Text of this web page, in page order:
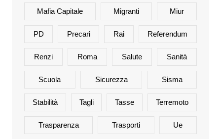
Mafia Capitale Migranti Miur
PD Precari Rai Referendum
Renzi Roma Salute Sanità
Scuola Sicurezza Sisma
Stabilità Tagli Tasse Terremoto
Trasparenza Trasporti Ue